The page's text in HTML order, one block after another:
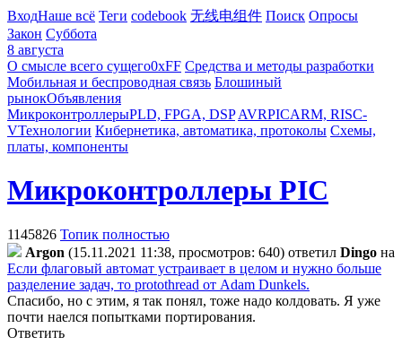
ВходНаше всё Теги codebook 无线电组件 Поиск Опросы
Закон Суббота
8 августа
О смысле всего сущего0xFF Средства и методы разработки
Мобильная и беспроводная связь Блошиный
рынокОбъявления
МикроконтроллерыPLD, FPGA, DSP AVRPICARM, RISC-
VТехнологии Кибернетика, автоматика, протоколы Схемы,
платы, компоненты
Микроконтроллеры PIC
1145826 Топик полностью
Argon (15.11.2021 11:38, просмотров: 640) ответил Dingo на
Если флаговый автомат устраивает в целом и нужно больше
разделение задач, то protothread от Adam Dunkels.
Спасибо, но с этим, я так понял, тоже надо колдовать. Я уже
почти наелся попытками портирования.
Ответить